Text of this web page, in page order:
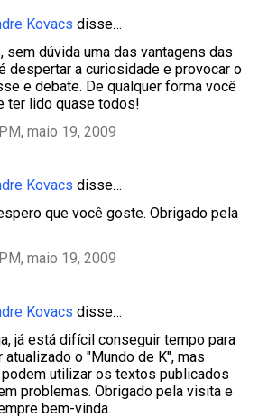
Kovacs disse…
sem dúvida uma das vantagens das
despertar a curiosidade e provocar o
e debate. De qualquer forma você
ter lido quase todos!
maio 19, 2009
Kovacs disse…
que você goste. Obrigado pela
maio 19, 2009
Kovacs disse…
já está difícil conseguir tempo para
atualizado o "Mundo de K", mas
utilizar os textos publicados
problemas. Obrigado pela visita e
bem-vinda.